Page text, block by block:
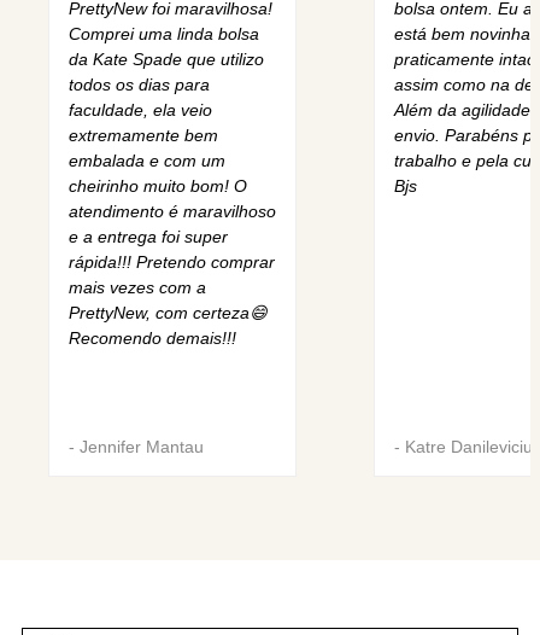
PrettyNew foi maravilhosa!
Comprei uma linda bolsa
da Kate Spade que utilizo
todos os dias para
faculdade, ela veio
extremamente bem
embalada e com um
cheirinho muito bom! O
atendimento é maravilhoso
e a entrega foi super
rápida!!! Pretendo comprar
mais vezes com a
PrettyNew, com certeza😄
Recomendo demais!!!
- Jennifer Mantau
bolsa ontem. Eu
está bem novinha,
praticamente
assim como na
Além da agilidade
envio. Parabéns
trabalho e pela
Bjs
- Katre Danilevicius